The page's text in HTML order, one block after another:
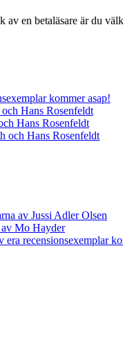
en betaläsare är du
kommer asap!
Hans Rosenfeldt
Hans Rosenfeldt
och Hans Rosenfeldt
av Jussi Adler Olsen
Mo Hayder
era recensionsexemplar